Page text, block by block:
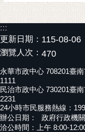
:::
更新日期： 115-08-06
瀏覽人次： 470
永華市政中心 708201臺
1111
民治市政中心 730201臺
2231
24小時市民服務熱線：
辦公日期：
政府行政機
洽公時間：上午 8:00-